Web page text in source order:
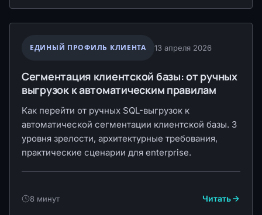
ЕДИНЫЙ ПРОФИЛЬ КЛИЕНТА 13 апреля 2026
Сегментация клиентской базы: от ручных
выгрузок к автоматическим правилам
Как перейти от ручных SQL-выгрузок к
автоматической сегментации клиентской базы. 3
уровня зрелости, архитектурные требования,
практические сценарии для enterprise.
8 минут Читать